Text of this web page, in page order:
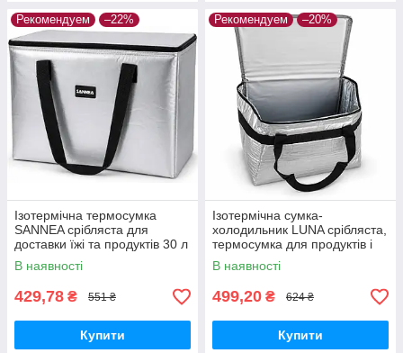
Рекомендуем –22%
Ізотермічна термосумка
SANNEA срібляста для
доставки їжі та продуктів 30 л
40×26×28 см
В наявності
429,78 ₴ 551 ₴
Купити
Рекомендуем –20%
Ізотермічна сумка-
холодильник LUNA срібляста,
термосумка для продуктів і
напоїв 20 л 38×22×27 см
В наявності
499,20 ₴ 624 ₴
Купити